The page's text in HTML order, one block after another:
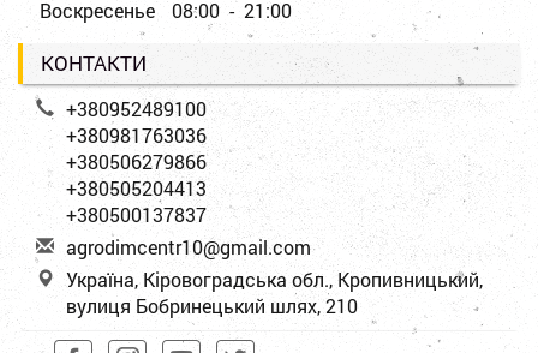
Воскресенье
08:00 - 21:00
КОНТАКТИ
+380952489100
+380981763036
+380506279866
+380505204413
+380500137837
agrodimcentr10@gmail.com
Україна, Кіровоградська обл., Кропивницький,
вулиця Бобринецький шлях, 210